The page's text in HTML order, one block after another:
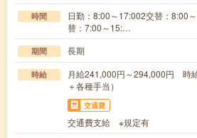
時間
日勤：8:00～17:002交替：8:00
替：7:00～15:…
期間 長期
時給
月給241,000円～294,000円 時
＋各種手当）
交通費
交通費支給 ※規定有